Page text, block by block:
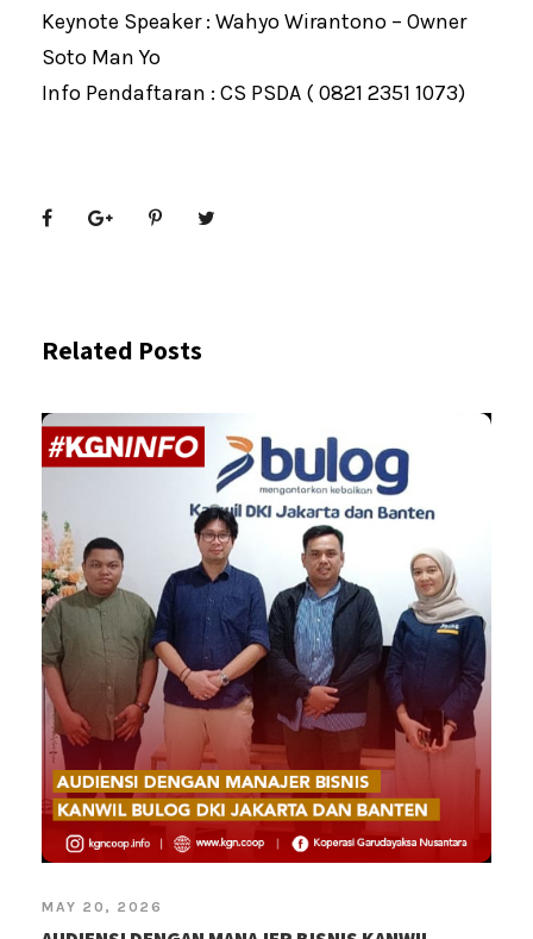
Keynote Speaker : Wahyo Wirantono – Owner
Soto Man Yo
Info Pendaftaran : CS PSDA ( 0821 2351 1073)
Related Posts
MAY 20, 2026